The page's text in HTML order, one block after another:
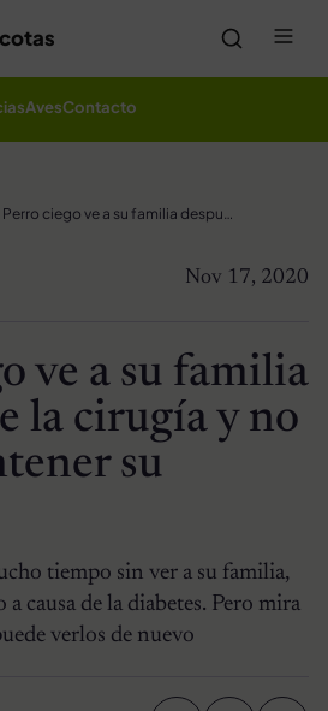
AvesContacto
Perro ciego ve a su familia después de la cirugía y no puede contener su emoción
Nov 17, 2020
ve a su familia
la cirugía y no
su
tiempo sin ver a su familia,
a causa de la diabetes. Pero mira
verlos de nuevo